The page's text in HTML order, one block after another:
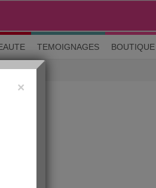
M'inscrire| Me connecter|
TEMOIGNAGES BOUTIQUE
×